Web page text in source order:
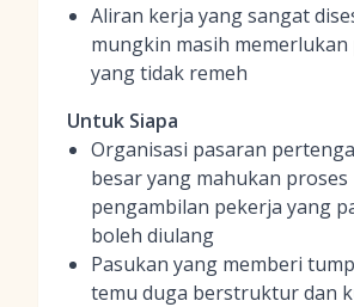
Aliran kerja yang sangat
mungkin masih memerlukan
yang tidak remeh
Untuk Siapa
Organisasi pasaran
besar yang mahukan proses
pengambilan pekerja yang
boleh diulang
Pasukan yang memberi
temu duga berstruktur dan